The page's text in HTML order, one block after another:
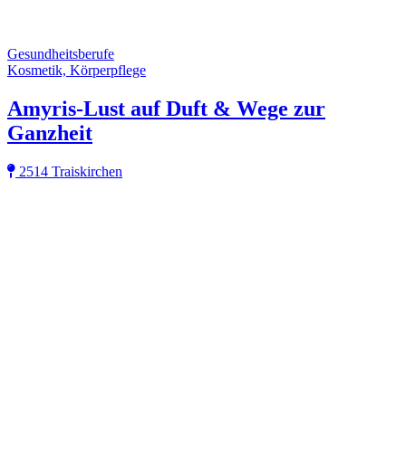
Gesundheitsberufe
Kosmetik, Körperpflege
Amyris-Lust auf Duft & Wege zur
Ganzheit
2514 Traiskirchen